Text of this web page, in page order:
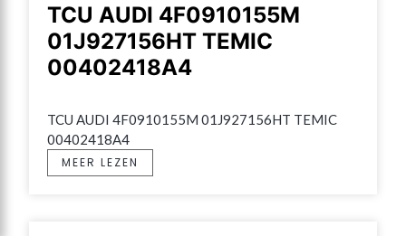
TCU AUDI 4F0910155M
01J927156HT TEMIC
00402418A4
TCU AUDI 4F0910155M 01J927156HT TEMIC
00402418A4
MEER LEZEN